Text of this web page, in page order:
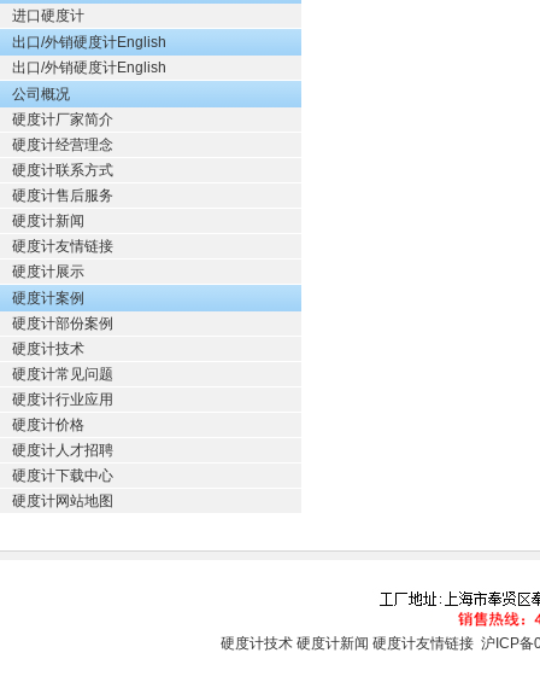
进口硬度计
出口/外销硬度计English
出口/外销硬度计English
公司概况
硬度计厂家简介
硬度计经营理念
硬度计联系方式
硬度计售后服务
硬度计新闻
硬度计友情链接
硬度计展示
硬度计案例
硬度计部份案例
硬度计技术
硬度计常见问题
硬度计行业应用
硬度计价格
硬度计人才招聘
硬度计下载中心
硬度计网站地图
硬度计技术 硬度计新闻 硬度计友情链接 沪ICP备